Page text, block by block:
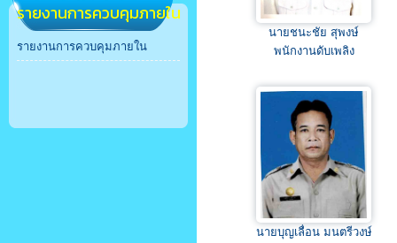
รายงานการควบคุมภายใน
รายงานการควบคุมภายใน
นายชนะชัย สุพงษ์
พนักงานดับเพลิง
นายบุญเลื่อน มนตรีวงษ์